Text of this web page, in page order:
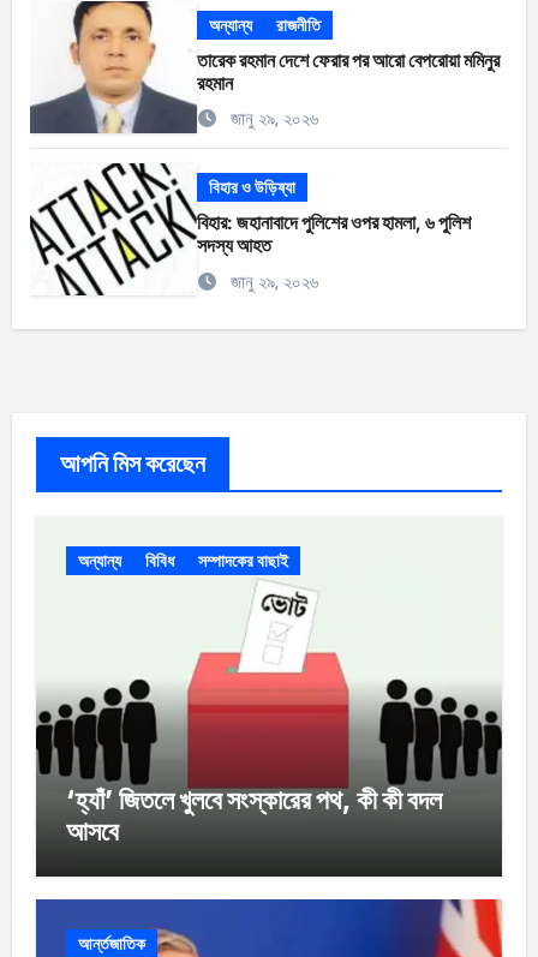
অন্যান্য রাজনীতি
তারেক রহমান দেশে ফেরার পর আরো বেপরোয়া মমিনুর
রহমান
জানু ২৯, ২০২৬
বিহার ও উড়িষ্যা
বিহার: জহানাবাদে পুলিশের ওপর হামলা, ৬ পুলিশ
সদস্য আহত
জানু ২৯, ২০২৬
আপনি মিস করেছেন
অন্যান্য বিবিধ সম্পাদকের বাছাই
‘হ্যাঁ’ জিতলে খুলবে সংস্কারের পথ, কী কী বদল
আসবে
আর্ন্তজাতিক